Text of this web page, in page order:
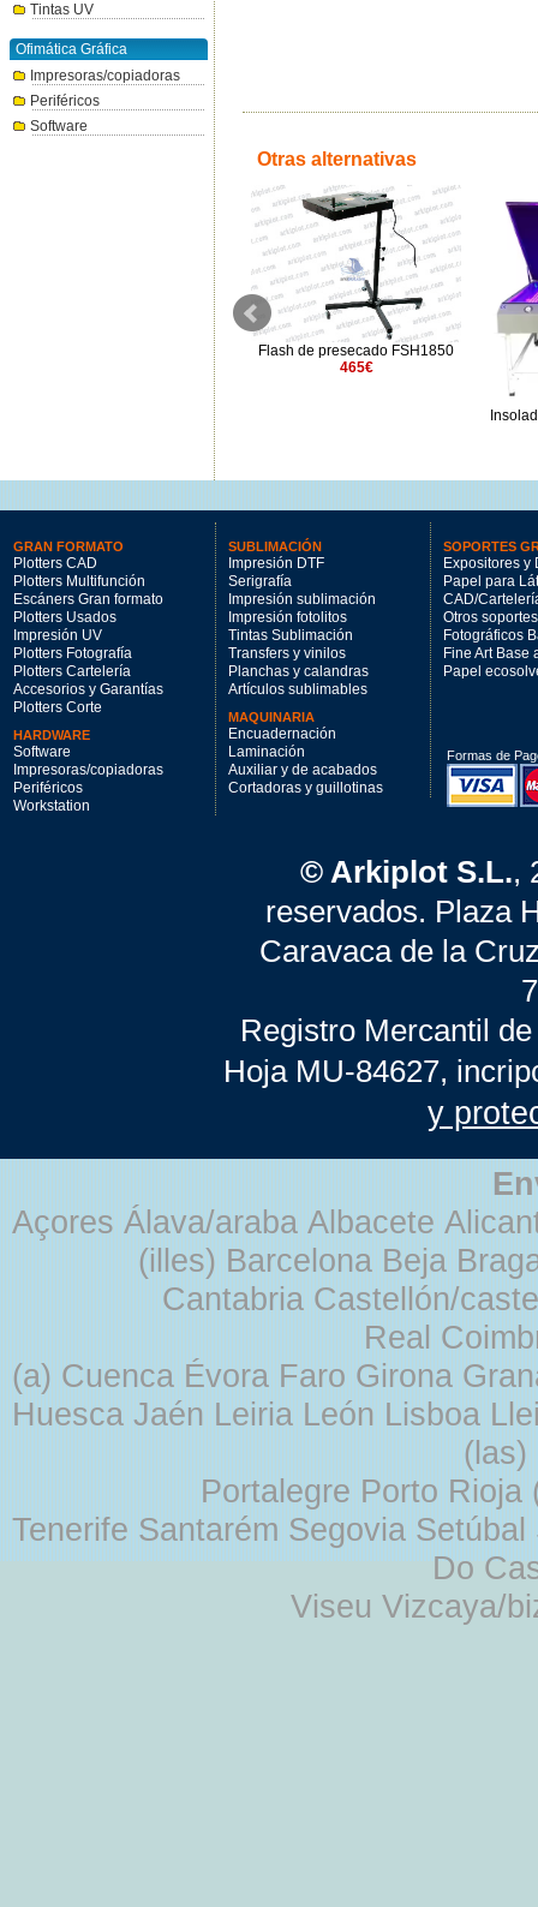
Tintas UV
Ofimática Gráfica
Impresoras/copiadoras
Periféricos
Software
Otras alternativas
Flash de presecado FSH1650
Flash de presecado FSH1850
465€
GRAN FORMATO
Plotters CAD
Plotters Multifunción
Escáners Gran formato
Plotters Usados
Impresión UV
Plotters Fotografía
Plotters Cartelería
Accesorios y Garantías
Plotters Corte
HARDWARE
Software
Impresoras/copiadoras
Periféricos
Workstation
SUBLIMACIÓN
Impresión DTF
Serigrafía
Impresión sublimación
Impresión fotolitos
Tintas Sublimación
Transfers y vinilos
Planchas y calandras
Artículos sublimables
MAQUINARIA
Encuadernación
Laminación
Auxiliar y de acabados
Cortadoras y guillotinas
SOPORTES
Expositores y
Papel para
CAD/
Otros soportes
Fotográficos
Fine Art Base
Papel
Formas de
© Arkiplot S.L.,
reservados. Plaza
Caravaca de la
Registro Mercantil
Hoja MU-84627,
y
Açores Álava/araba Albacete
(illes) Barcelona Beja
Cantabria Castellón/
Real
(a) Cuenca Évora Faro Girona
Huesca Jaén Leiria León Lisboa
Portalegre Porto
Tenerife Santarém Segovia
Do
Viseu Vizcaya/